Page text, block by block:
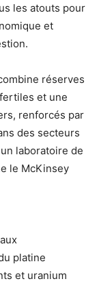
les atouts pour
et
réserves
et une
renforcés par
des secteurs
laboratoire de
le McKinsey
platine
et uranium